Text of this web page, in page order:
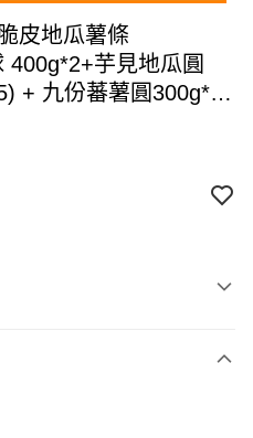
皮地瓜薯條
芋見地瓜圓